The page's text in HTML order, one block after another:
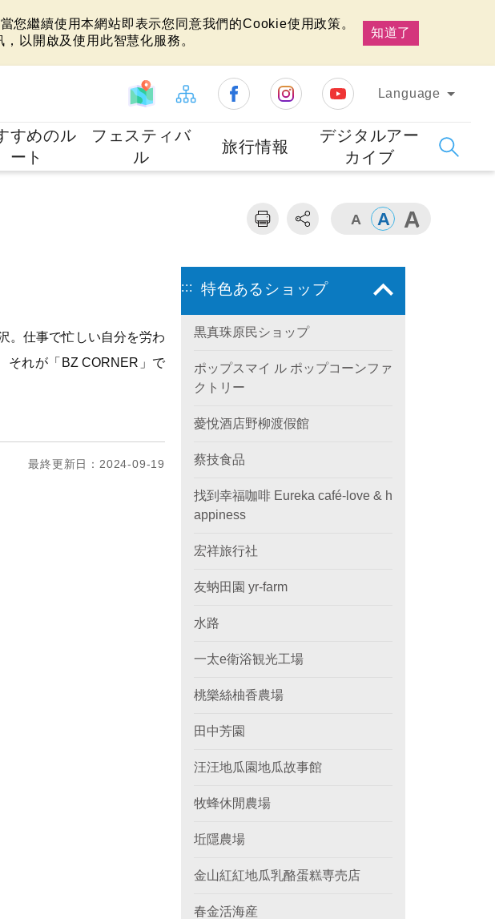
您繼續使用本網站即表示您同意我們的Cookie使用政策。
以開啟及使用此智慧化服務。
知道了
Language
すめのル
ート
フェスティバ
ル
旅行情報
デジタルアー
カイブ
。仕事で忙しい自分を労わ
それが「BZ CORNER」で
最終更新日：2024-09-19
::: 特色あるショップ
黒真珠原民ショップ
ポップスマイ ル ポップコーンファ
クトリー
薆悅酒店野柳渡假館
蔡技食品
找到幸福咖啡 Eureka café-love & h
appiness
宏祥旅行社
友蚋田園 yr-farm
水路
一太e衛浴観光工場
桃樂絲柚香農場
田中芳園
汪汪地瓜園地瓜故事館
牧蜂休閒農場
坵隱農場
金山紅紅地瓜乳酪蛋糕専売店
春金活海産